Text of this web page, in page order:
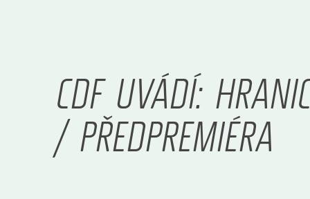
CDF UVÁDÍ:
/ PŘEDPREMIÉRA